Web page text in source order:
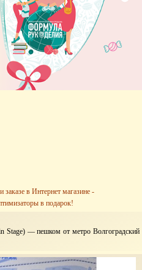
в Интернет магазине -
в подарок!
Stage) — пешком от метро Волгоградский